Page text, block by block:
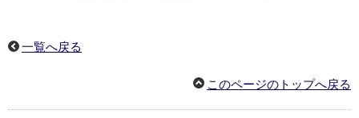
一覧へ戻る
このページのトップへ戻る